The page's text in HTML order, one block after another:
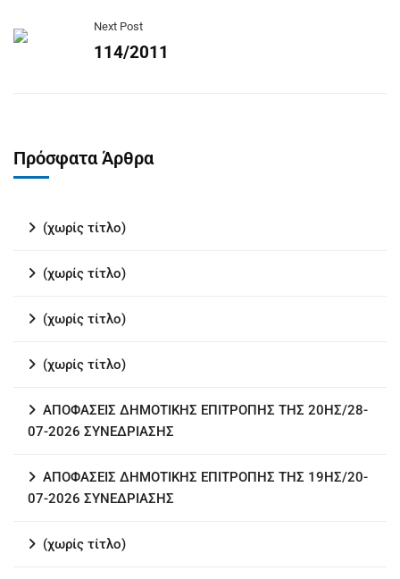
Next Post
114/2011
Πρόσφατα Άρθρα
(χωρίς τίτλο)
(χωρίς τίτλο)
(χωρίς τίτλο)
(χωρίς τίτλο)
ΑΠΟΦΑΣΕΙΣ ΔΗΜΟΤΙΚΗΣ ΕΠΙΤΡΟΠΗΣ ΤΗΣ 20ΗΣ/28-
07-2026 ΣΥΝΕΔΡΙΑΣΗΣ
ΑΠΟΦΑΣΕΙΣ ΔΗΜΟΤΙΚΗΣ ΕΠΙΤΡΟΠΗΣ ΤΗΣ 19ΗΣ/20-
07-2026 ΣΥΝΕΔΡΙΑΣΗΣ
(χωρίς τίτλο)